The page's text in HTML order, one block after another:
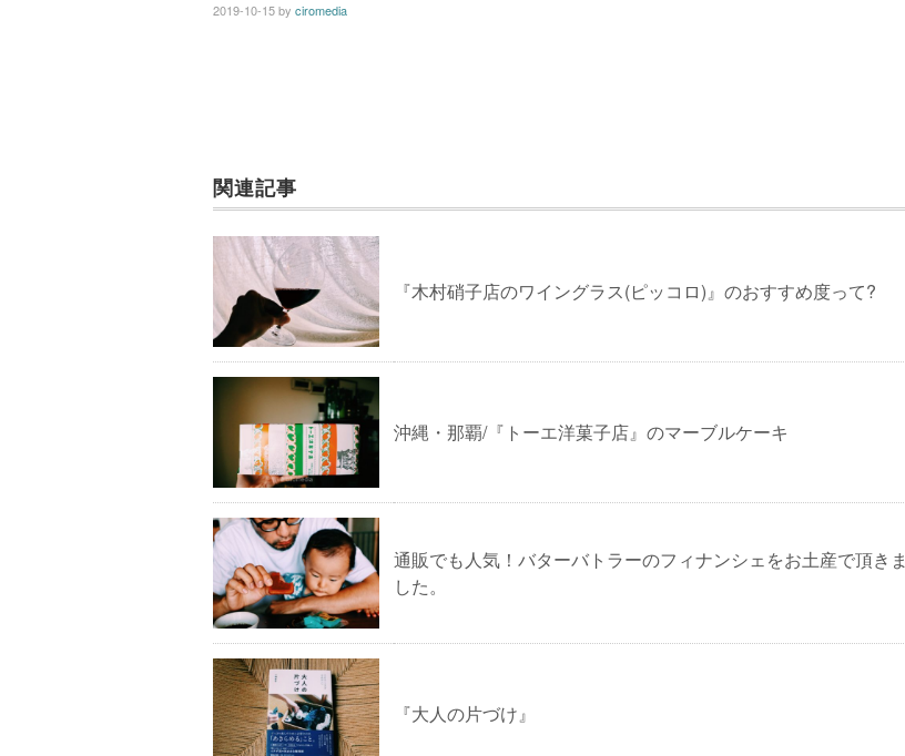
2019-10-15by ciromedia
関連記事
『木村硝子店のワイングラス(ピッコロ)』のおすすめ度って?
沖縄・那覇/『トーエ洋菓子店』のマーブルケーキ
通販でも人気！バターバトラーのフィナンシェをお土産で頂きま
した。
『大人の片づけ』